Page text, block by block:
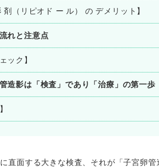
剤（リピオド ー ル） の デメリット】
れと注意点
ック】
造影は「検査」であり「治療」の第一歩
直面する大きな検査、それが「子宮卵管